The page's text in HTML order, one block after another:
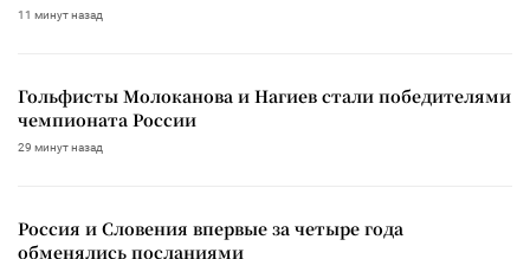
11 минут назад
Гольфисты Молоканова и Нагиев стали победителями
чемпионата России
29 минут назад
Россия и Словения впервые за четыре года
обменялись посланиями